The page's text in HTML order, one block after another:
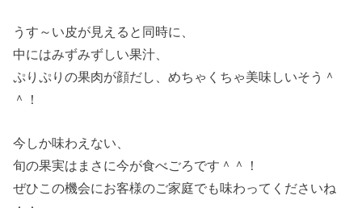
うす～い皮が見えると同時に、
中にはみずみずしい果汁、
ぷりぷりの果肉が顔だし、めちゃくちゃ美味しいそう＾
＾！
今しか味わえない、
旬の果実はまさに今が食べごろです＾＾！
ぜひこの機会にお客様のご家庭でも味わってくださいね